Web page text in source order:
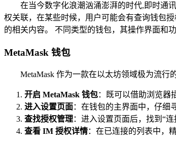
在当今数字化浪潮汹涌澎湃的时代,即时通
权关联，在某些时候，用户可能会有查询钱包
的相关内容。 不同类型的钱包，其操作界面和
MetaMask 钱包
MetaMask 作为一款在以太坊领域极为流行
开启 MetaMask 钱包：既可以借助浏览器
进入设置页面：在钱包的主界面中，仔细
查找授权管理：进入设置页面后，找到“
查看 IM 授权详情：在已连接的列表中，